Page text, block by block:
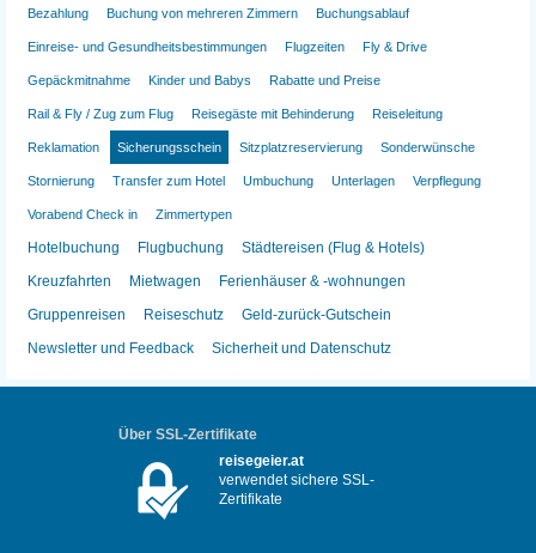
Bezahlung Buchung von mehreren Zimmern Buchungsablauf
Einreise- und Gesundheitsbestimmungen Flugzeiten Fly & Drive
Gepäckmitnahme Kinder und Babys Rabatte und Preise
Rail & Fly / Zug zum Flug Reisegäste mit Behinderung Reiseleitung
Reklamation Sicherungsschein Sitzplatzreservierung Sonderwünsche
Stornierung Transfer zum Hotel Umbuchung Unterlagen Verpflegung
Vorabend Check in Zimmertypen
Hotelbuchung Flugbuchung
Städtereisen (Flug & Hotels)
Kreuzfahrten
Mietwagen
Ferienhäuser & -wohnungen
Gruppenreisen
Reiseschutz
Geld-zurück-Gutschein
Newsletter und Feedback
Sicherheit und Datenschutz
Über SSL-Zertifikate
reisegeier.at
verwendet sichere SSL-
Zertifikate